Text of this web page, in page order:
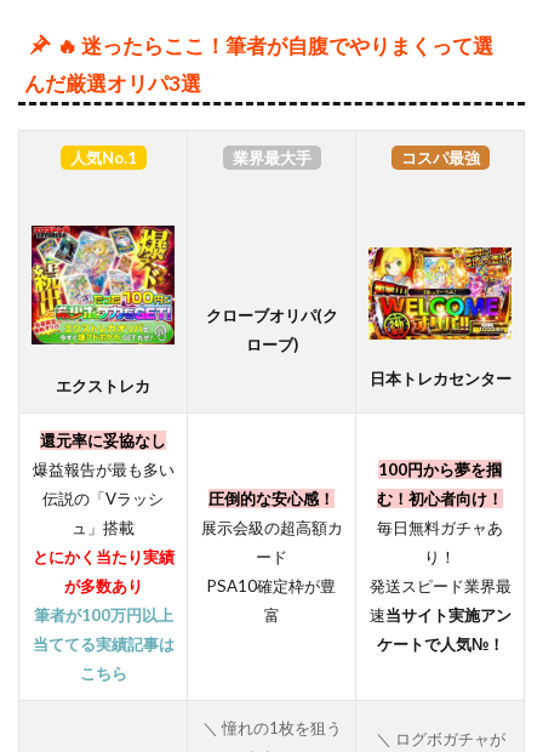
🔥 迷ったらここ！筆者が自腹でやりまくって選
んだ厳選オリパ3選
人気No.1
エクストレカ
業界最大手
クローブオリパ(ク
ローブ)
コスパ最強
日本トレカセンター
還元率に妥協なし
爆益報告が最も多い
伝説の「Vラッシ
ュ」搭載
とにかく当たり実績
が多数あり
筆者が100万円以上
当ててる実績記事は
こちら
圧倒的な安心感！
展示会級の超高額カ
ード
PSA10確定枠が豊
富
100円から夢を掴
む！初心者向け！
毎日無料ガチャあ
り！
発送スピード業界最
速当サイト実施アン
ケートで人気№！
＼ 憧れの1枚を狙う
＼ ログボガチャが